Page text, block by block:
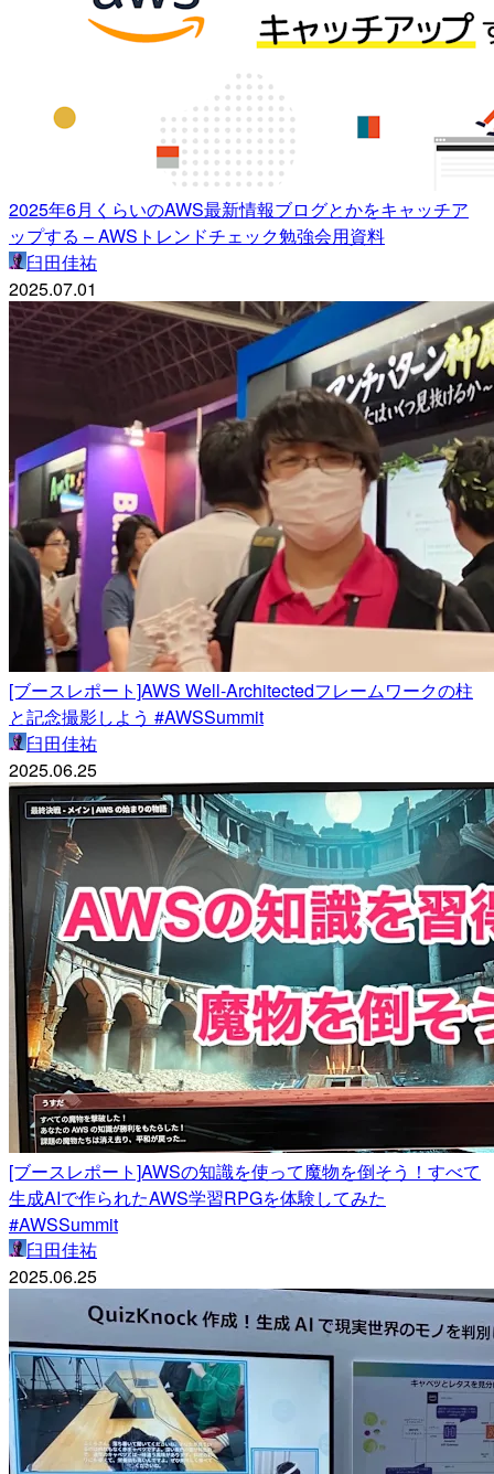
2025年6月くらいのAWS最新情報ブログとかをキャッチア
ップする – AWSトレンドチェック勉強会用資料
臼田佳祐
2025.07.01
[ブースレポート]AWS Well-Architectedフレームワークの柱
と記念撮影しよう #AWSSummit
臼田佳祐
2025.06.25
[ブースレポート]AWSの知識を使って魔物を倒そう！すべて
生成AIで作られたAWS学習RPGを体験してみた
#AWSSummit
臼田佳祐
2025.06.25